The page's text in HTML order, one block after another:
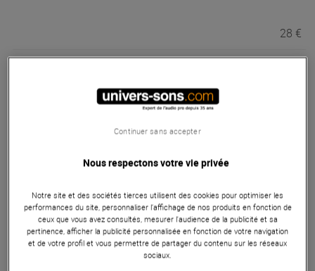
28 €
Adam Hall1U 12XLR
Adam HallBerceau rackable 19" 1U
23,90 €
Adam HallTiroir rackable 19 pouces
1U 87401 E
Nous respectons votre vie privée
Notre site et des sociétés tierces utilisent des cookies pour optimiser les
performances du site, personnaliser l’affichage de nos produits en fonction de
ceux que vous avez consultés, mesurer l'audience de la publicité et sa
pertinence, afficher la publicité personnalisée en fonction de votre navigation
et de votre profil et vous permettre de partager du contenu sur les réseaux
sociaux.
Continuer sans accepter